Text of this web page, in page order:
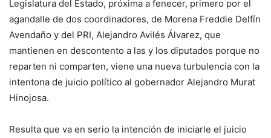
Legislatura del Estado, próxima a fenecer, primero por el
agandalle de dos coordinadores, de Morena Freddie Delfín
Avendaño y del PRI, Alejandro Avilés Álvarez, que
mantienen en descontento a las y los diputados porque no
reparten ni comparten, viene una nueva turbulencia con la
intentona de juicio político al gobernador Alejandro Murat
Hinojosa.
Resulta que va en serio la intención de iniciarle el juicio